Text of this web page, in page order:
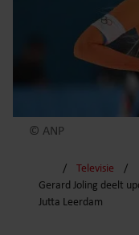
© ANP
Televisie
Gerard Joling deelt
Jutta Leerdam